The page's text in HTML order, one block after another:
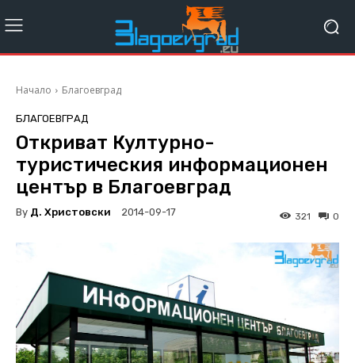
Начало Благоевград
БЛАГОЕВГРАД
Откриват Културно-
туристическия информационен
център в Благоевград
By Д. Христовски 2014-09-17 0
321